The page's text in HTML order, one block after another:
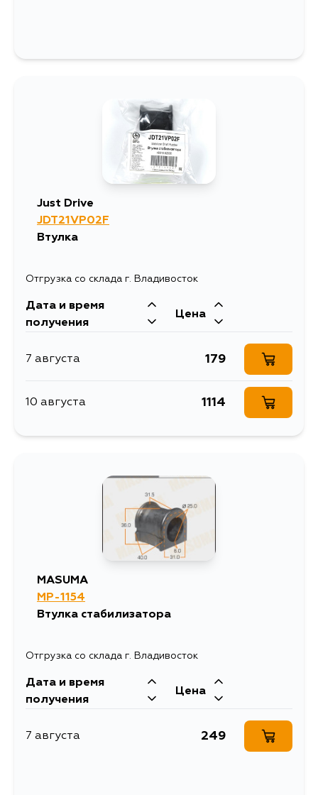
Just Drive
JDT21VP02F
Втулка
Отгрузка со склада г. Владивосток
Дата и время
получения
Цена
7 августа 179
10 августа 1114
MASUMA
MP-1154
Втулка стабилизатора
Отгрузка со склада г. Владивосток
Дата и время
получения
Цена
7 августа 249